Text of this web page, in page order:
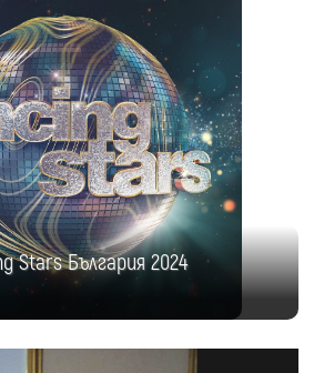
Stars България 2024